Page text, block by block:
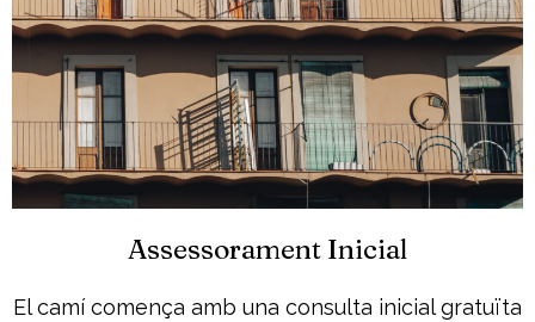
Assessorament Inicial
El camí comença amb una consulta inicial gratuïta